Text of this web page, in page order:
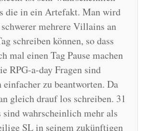
die in ein Artefakt. Man wird
schwerer mehrere Villains an
schreiben können, so dass
mal einen Tag Pause machen
RPG-a-day Fragen sind
zu beantworten. Da
gleich drauf los schreiben. 31
wahrscheinlich mehr als
SL in seinem zukünftigen